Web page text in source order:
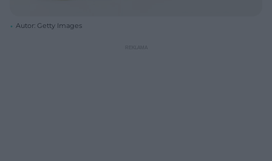
Autor: Getty Images